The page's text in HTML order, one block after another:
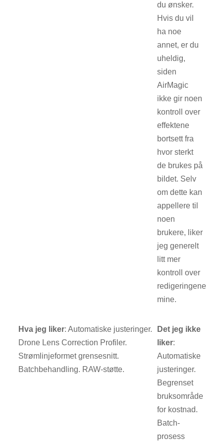
du ønsker.
Hvis du vil
ha noe
annet, er du
uheldig,
siden
AirMagic
ikke gir noen
kontroll over
effektene
bortsett fra
hvor sterkt
de brukes på
bildet. Selv
om dette kan
appellere til
noen
brukere, liker
jeg generelt
litt mer
kontroll over
redigeringene
mine.
Hva jeg liker: Automatiske justeringer.
Drone Lens Correction Profiler.
Strømlinjeformet grensesnitt.
Batchbehandling. RAW-støtte.
Det jeg ikke
liker:
Automatiske
justeringer.
Begrenset
bruksområde
for kostnad.
Batch-
prosess